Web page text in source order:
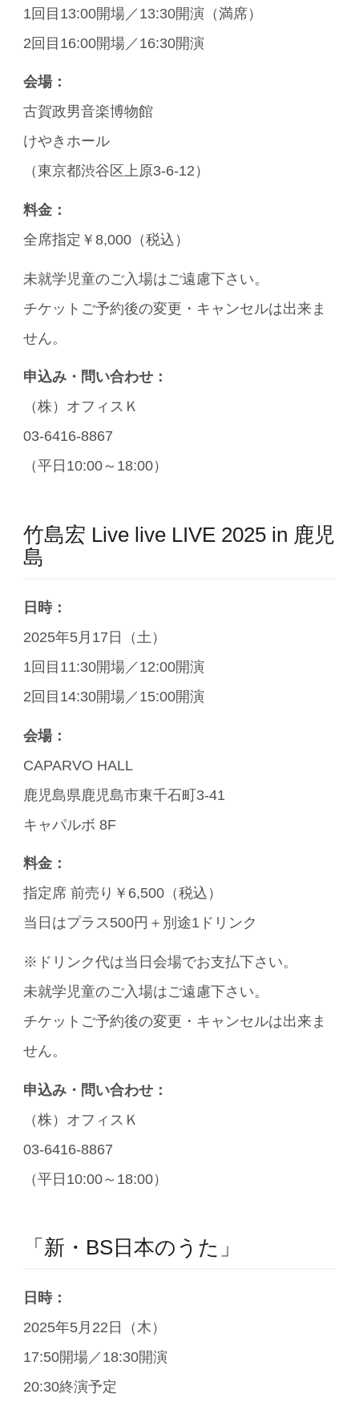
1回目13:00開場／13:30開演（満席）
2回目16:00開場／16:30開演
会場：
古賀政男音楽博物館
けやきホール
（東京都渋谷区上原3-6-12）
料金：
全席指定￥8,000（税込）
未就学児童のご入場はご遠慮下さい。
チケットご予約後の変更・キャンセルは出来ま
せん。
申込み・問い合わせ：
（株）オフィスＫ
03-6416-8867
（平日10:00～18:00）
竹島宏 Live live LIVE 2025 in 鹿児
島
日時：
2025年5月17日（土）
1回目11:30開場／12:00開演
2回目14:30開場／15:00開演
会場：
CAPARVO HALL
鹿児島県鹿児島市東千石町3-41
キャパルボ 8F
料金：
指定席 前売り￥6,500（税込）
当日はプラス500円＋別途1ドリンク
※ドリンク代は当日会場でお支払下さい。
未就学児童のご入場はご遠慮下さい。
チケットご予約後の変更・キャンセルは出来ま
せん。
申込み・問い合わせ：
（株）オフィスＫ
03-6416-8867
（平日10:00～18:00）
「新・BS日本のうた」
日時：
2025年5月22日（木）
17:50開場／18:30開演
20:30終演予定